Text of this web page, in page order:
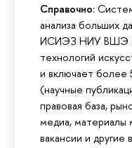
Справочно:
анализа больших
ИСИЭЗ НИУ ВШЭ с
технологий
и включает более
(научные
правовая база,
медиа, материалы
вакансии и другие